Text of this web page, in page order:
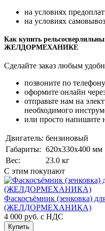
на условиях
на условиях
Как купить
ЖЕЛДОРМЕХАНИКЕ
Сделайте заказ любым
позвоните по
оформите онлайн
отправьте нам на
необходимого
или просто напишите
Двигатель: бензиновый
Габариты: 620x330x400 мм
Вес:
23.0 кг
С этим покупают
Фаскосъёмник (зенковка)
(ЖЕЛДОРМЕХАНИКА)
4 000 руб. с НДС
Купить